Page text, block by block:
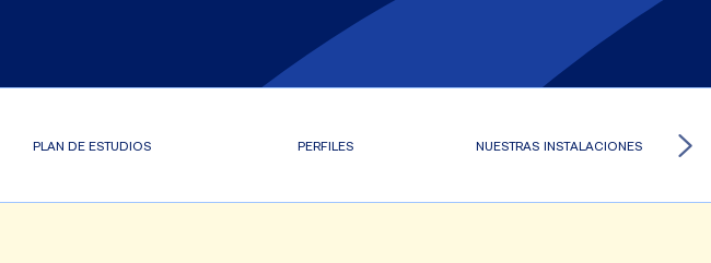
PLAN DE ESTUDIOS PERFILES NUESTRAS INSTALACIONES